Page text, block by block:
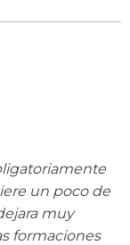
un poco de
muy
formaciones